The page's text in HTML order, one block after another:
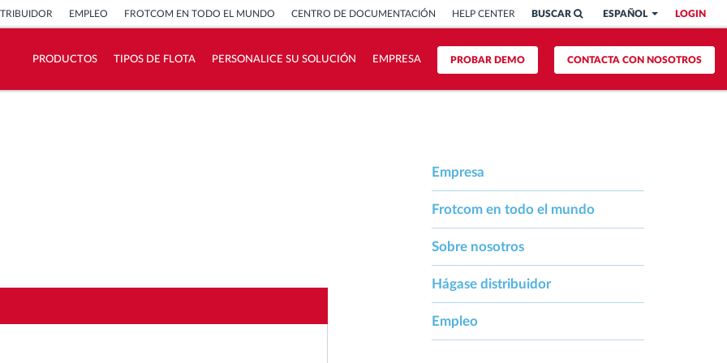
LOGIN
ESPAÑOL
BUSCAR
EMPLEO FROTCOM EN TODO EL MUNDO CENTRO DE DOCUMENTACIÓN HELP CENTER
CONTACTA CON NOSOTROS
PROBAR DEMO
PRODUCTOS TIPOS DE FLOTA PERSONALICE SU SOLUCIÓN EMPRESA
Empresa
Frotcom en todo el mundo
Sobre nosotros
Hágase distribuidor
Empleo